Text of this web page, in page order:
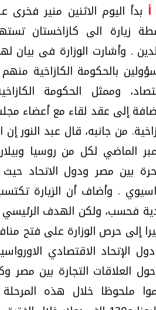
بدأ اليوم الاثنين منير فخرى
زيارة الى كازاخستان
. وأشارت الوزارة فى بيان
بالحكومة الكازاخية منهم
وممثل الحكومة
إلى عقد لقاء مع أعضاء
من جانبه، قال عبد النور إن
الماضي لكل من روسيا
بين مصر ودول الاتحاد
. وأضاف أن الزيارة
فحسب، ولكن الهدف
إلى حرص الوزارة على فتح
الإتحاد الاقتصادي
العلاقات التجارة بين مصر
ملحوظا خلال هذه
دليلك للتنسيق الجامعي ..
وإجابات
السبت، 01 اغسطس 2026 10:25 ص